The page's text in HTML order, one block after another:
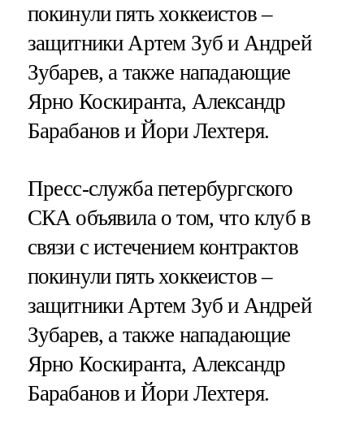
покинули пять хоккеистов –
защитники Артем Зуб и Андрей
Зубарев, а также нападающие
Ярно Коскиранта, Александр
Барабанов и Йори Лехтеря.
Пресс-служба петербургского
СКА объявила о том, что клуб в
связи с истечением контрактов
покинули пять хоккеистов –
защитники Артем Зуб и Андрей
Зубарев, а также нападающие
Ярно Коскиранта, Александр
Барабанов и Йори Лехтеря.